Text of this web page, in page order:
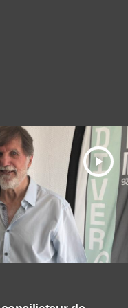
play_arrow